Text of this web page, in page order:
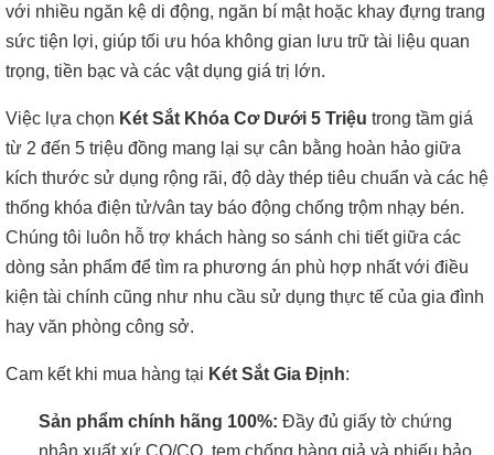
với nhiều ngăn kệ di động, ngăn bí mật hoặc khay đựng trang
sức tiện lợi, giúp tối ưu hóa không gian lưu trữ tài liệu quan
trọng, tiền bạc và các vật dụng giá trị lớn.
Việc lựa chọn Két Sắt Khóa Cơ Dưới 5 Triệu trong tầm giá
từ 2 đến 5 triệu đồng mang lại sự cân bằng hoàn hảo giữa
kích thước sử dụng rộng rãi, độ dày thép tiêu chuẩn và các hệ
thống khóa điện tử/vân tay báo động chống trộm nhạy bén.
Chúng tôi luôn hỗ trợ khách hàng so sánh chi tiết giữa các
dòng sản phẩm để tìm ra phương án phù hợp nhất với điều
kiện tài chính cũng như nhu cầu sử dụng thực tế của gia đình
hay văn phòng công sở.
Cam kết khi mua hàng tại Két Sắt Gia Định:
Sản phẩm chính hãng 100%: Đầy đủ giấy tờ chứng
nhận xuất xứ CO/CQ, tem chống hàng giả và phiếu bảo